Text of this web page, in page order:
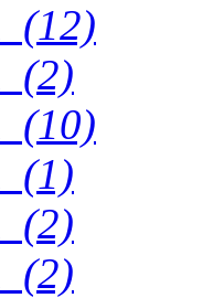
(12)
(2)
(10)
(1)
(2)
(2)